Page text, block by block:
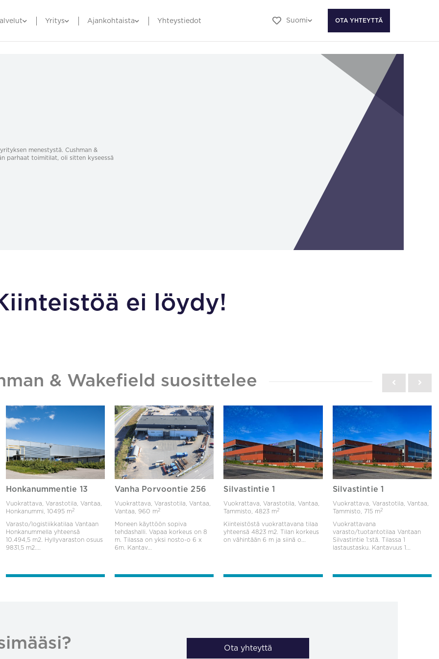
Yritys Ajankohtaista Yhteystiedot Suomi OTA YHTEYTTÄ
menestystä. Cushman &
parhaat toimitilat, oli sitten kyseessä
ei löydy!
& Wakefield suosittelee
Honkanummentie 13
Vuokrattava, Varastotila, Vantaa,
Honkanummi, 10495 m2
Varasto/logistiikkatilaa Vantaan
Honkanummella yhteensä
10.494,5 m2. Hyllyvaraston osuus
9831,5 m2....
Vanha Porvoontie 256
Vuokrattava, Varastotila, Vantaa,
Vantaa, 960 m2
Moneen käyttöön sopiva
tehdashalli. Vapaa korkeus on 8
m. Tilassa on yksi nosto-o 6 x
6m. Kantav...
Silvastintie 1
Vuokrattava, Varastotila, Vantaa,
Tammisto,4823 m2
Kiinteistöstä vuokrattavana tilaa
yhteensä 4823 m2. Tilan korkeus
on vähintään 6 m ja siinä o...
Silvastintie 1
Vuokrattava, Varastotila, Vantaa,
Tammisto,
715 m2
Vuokrattavana
varasto/tuotantotilaa Vantaan
Silvastintie 1:stä. Tilassa 1
lastaustasku. Kantavuus 1...
Ota yhteyttä